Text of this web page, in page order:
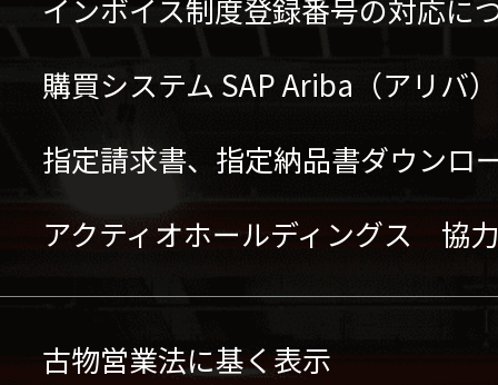
インボイス制度登録番号の対応に
購買システム SAP Ariba（アリバ
指定請求書、指定納品書ダウンロ
アクティオホールディングス 協
古物営業法に基く表示